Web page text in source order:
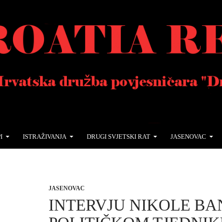
ISTRAŽIVANJA DRUGI SVJETSKI RAT JASENOVAC
JASENOVAC
INTERVJU NIKOLE